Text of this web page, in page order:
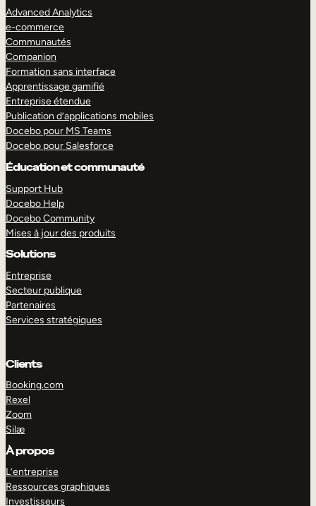
Advanced Analytics
e-commerce
Communautés
Companion
Formation sans interface
Apprentissage gamifié
Entreprise étendue
Publication d’applications mobiles
Docebo pour MS Teams
Docebo pour Salesforce
Éducation et communauté
Support Hub
Docebo Help
Docebo Community
Mises à jour des produits
Solutions
Entreprise
Secteur publique
Partenaires
Services stratégiques
Clients
Booking.com
Rexel
Zoom
Silæ
À propos
L’entreprise
Ressources graphiques
Investisseurs